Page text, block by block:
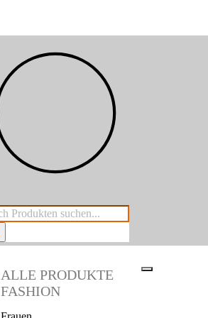
ALLE PRODUKTE
FASHION